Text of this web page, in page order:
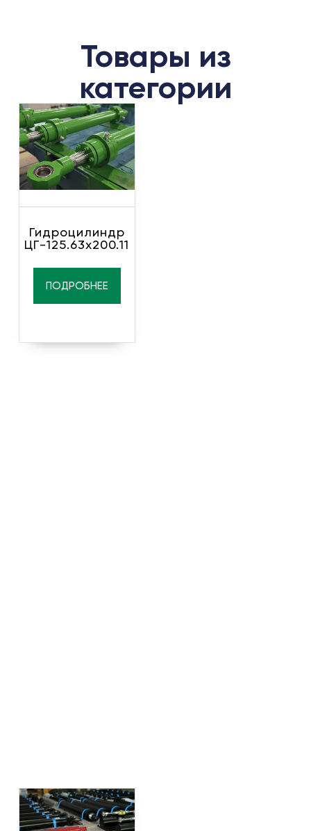
Товары из
категории
Гидроцилиндр
ЦГ-125.63х200.11
ПОДРОБНЕЕ